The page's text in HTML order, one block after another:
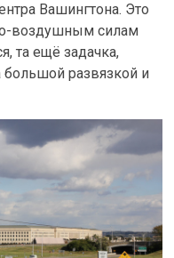
Вашингтона. Это
воздушным силам
та ещё задачка,
большой развязкой и